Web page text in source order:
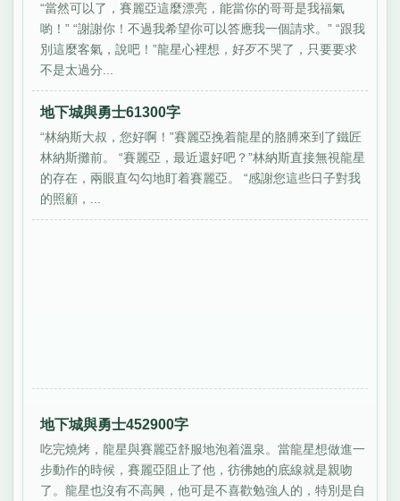
“當然可以了，賽麗亞這麼漂亮，能當你的哥哥是我福氣
喲！” “謝謝你！不過我希望你可以答應我一個請求。” “跟我
別這麼客氣，說吧！”龍星心裡想，好歹不哭了，只要要求
不是太過分...
地下城與勇士61300字
“林納斯大叔，您好啊！”賽麗亞挽着龍星的胳膊來到了鐵匠
林納斯攤前。 “賽麗亞，最近還好吧？”林納斯直接無視龍星
的存在，兩眼直勾勾地盯着賽麗亞。 “感謝您這些日子對我
的照顧，...
地下城與勇士452900字
吃完燒烤，龍星與賽麗亞舒服地泡着溫泉。當龍星想做進一
步動作的時候，賽麗亞阻止了他，彷彿她的底線就是親吻
了。龍星也沒有不高興，他可是不喜歡勉強人的，特別是自